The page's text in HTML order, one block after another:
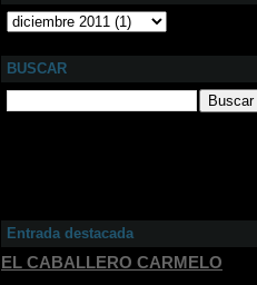
BUSCAR
Entrada destacada
EL CABALLERO CARMELO